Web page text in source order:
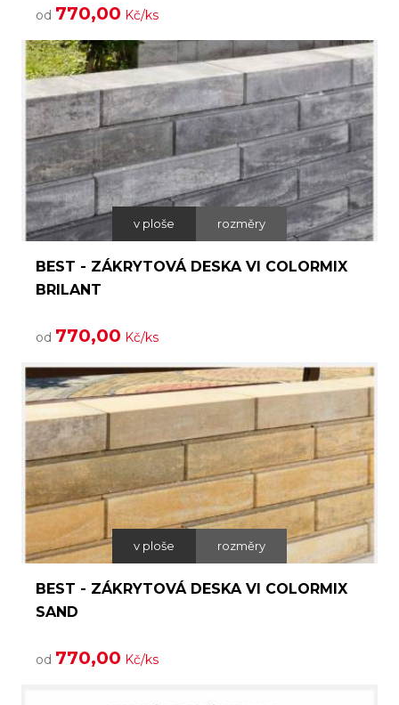
od 770,00 Kč/ks
v ploše rozměry
BEST - ZÁKRYTOVÁ DESKA VI COLORMIX
BRILANT
od 770,00 Kč/ks
v ploše rozměry
BEST - ZÁKRYTOVÁ DESKA VI COLORMIX
SAND
od 770,00 Kč/ks